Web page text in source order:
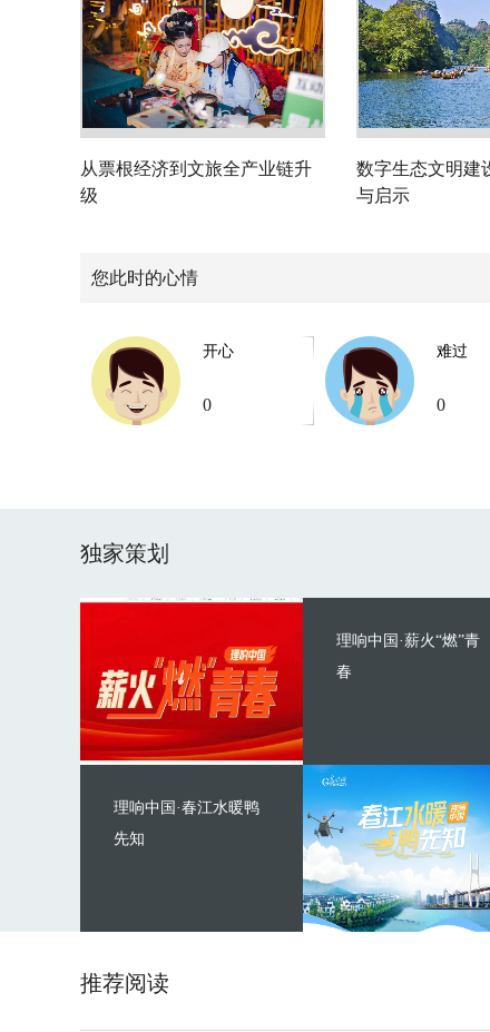
从票根经济到文旅全产业链升
级
数字生态文明建
与启示
您此时的心情
开心
0
难过
0
独家策划
理响中国·薪火“燃”青
春
理响中国·春江水暖鸭
先知
推荐阅读